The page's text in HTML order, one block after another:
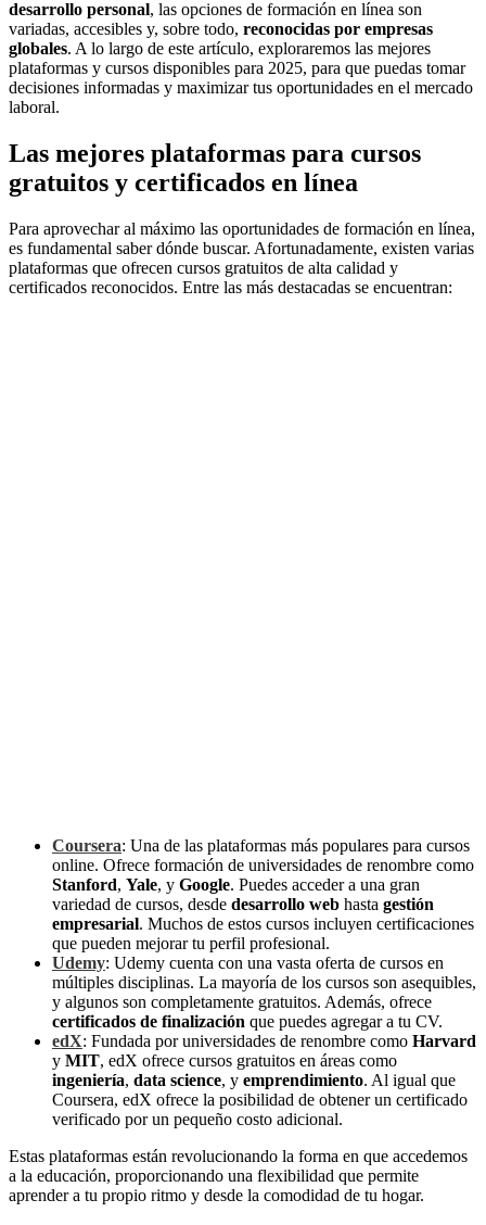
desarrollo personal, las opciones de formación en línea son
variadas, accesibles y, sobre todo, reconocidas por empresas
globales. A lo largo de este artículo, exploraremos las mejores
plataformas y cursos disponibles para 2025, para que puedas tomar
decisiones informadas y maximizar tus oportunidades en el mercado
laboral.
Las mejores plataformas para cursos
gratuitos y certificados en línea
Para aprovechar al máximo las oportunidades de formación en línea,
es fundamental saber dónde buscar. Afortunadamente, existen varias
plataformas que ofrecen cursos gratuitos de alta calidad y
certificados reconocidos. Entre las más destacadas se encuentran:
Coursera: Una de las plataformas más populares para cursos
online. Ofrece formación de universidades de renombre como
Stanford, Yale, y Google. Puedes acceder a una gran
variedad de cursos, desde desarrollo web hasta gestión
empresarial. Muchos de estos cursos incluyen certificaciones
que pueden mejorar tu perfil profesional.
Udemy: Udemy cuenta con una vasta oferta de cursos en
múltiples disciplinas. La mayoría de los cursos son asequibles,
y algunos son completamente gratuitos. Además, ofrece
certificados de finalización que puedes agregar a tu CV.
edX: Fundada por universidades de renombre como Harvard
y MIT, edX ofrece cursos gratuitos en áreas como
ingeniería, data science, y emprendimiento. Al igual que
Coursera, edX ofrece la posibilidad de obtener un certificado
verificado por un pequeño costo adicional.
Estas plataformas están revolucionando la forma en que accedemos
a la educación, proporcionando una flexibilidad que permite
aprender a tu propio ritmo y desde la comodidad de tu hogar.